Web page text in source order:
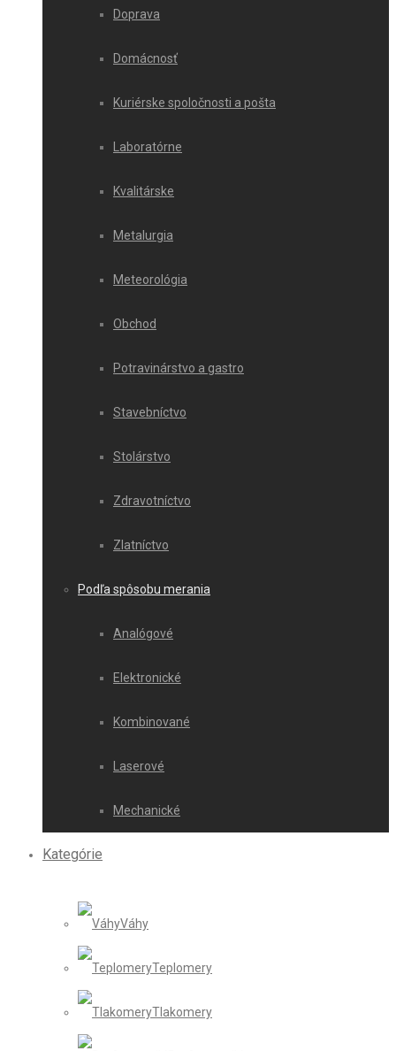
Doprava
Domácnosť
Kuriérske spoločnosti a pošta
Laboratórne
Kvalitárske
Metalurgia
Meteorológia
Obchod
Potravinárstvo a gastro
Stavebníctvo
Stolárstvo
Zdravotníctvo
Zlatníctvo
Podľa spôsobu merania
Analógové
Elektronické
Kombinované
Laserové
Mechanické
Kategórie
Váhy
Teplomery
Tlakomery